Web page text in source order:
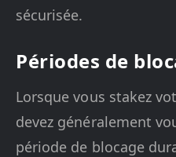
sécurisée.
Périodes de
Lorsque vous stakez
devez généralement
période de blocage